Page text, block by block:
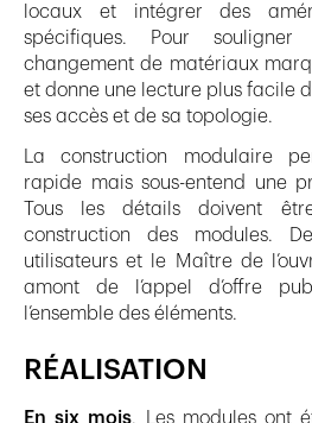
locaux et intégrer des
spécifiques. Pour
changement de matériaux
et donne une lecture plus facile
ses accès et de sa topologie.
La construction modulaire
rapide mais sous-entend une
Tous les détails doivent
construction des modules.
utilisateurs et le Maître de
amont de l’appel d’offre
l’ensemble des éléments.
RÉALISATION
En six mois. Les modules ont